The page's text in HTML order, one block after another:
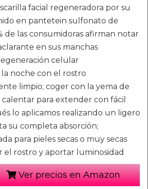
facial regeneradora por su
en pantetein sulfonato de
de las consumidoras afirman notar
en sus manchas
celular
noche con el rostro
limpio; coger con la yema de
calentar para extender con fácil
lo aplicamos realizando un ligero
su completa absorción;
para pieles secas o muy secas
el rostro y aportar luminosidad
Ver precios en Amazon